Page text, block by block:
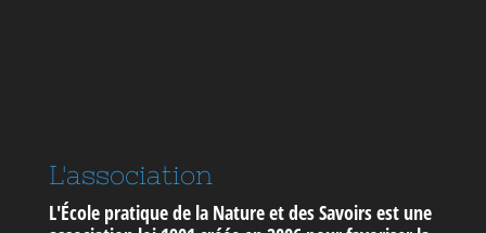
L'association
L'École pratique de la Nature et des Savoirs est une